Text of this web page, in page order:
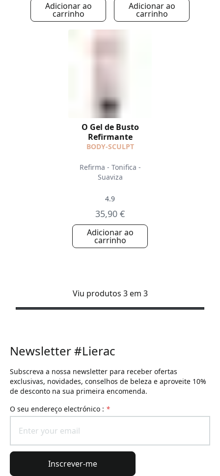
Adicionar ao
carrinho
Adicionar ao
carrinho
O Gel de Busto
Refirmante
BODY-SCULPT
Refirma - Tonifica -
Suaviza
4.9
35,90 €
Adicionar ao
carrinho
Viu produtos 3 em 3
Newsletter #Lierac
Subscreva a nossa newsletter para receber ofertas
exclusivas, novidades, conselhos de beleza e aproveite 10%
de desconto na sua primeira encomenda.
O seu endereço electrónico : *
Inscrever-me